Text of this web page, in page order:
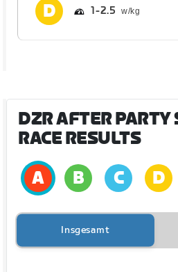
1 2.5
DZR AFTER PARTY
RACE RESULTS
Insgesamt